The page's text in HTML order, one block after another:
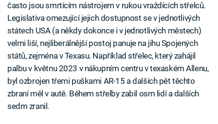
často jsou smrtícím nástrojem v rukou vraždících střelců.
Legislativa omezující jejich dostupnost se v jednotlivých
státech USA (a někdy dokonce i v jednotlivých městech)
velmi liší, nejliberálnější postoj panuje na jihu Spojených
států, zejména v Texasu. Například střelec, který zahájil
palbu v květnu 2023 v nákupním centru v texaském Allenu,
byl ozbrojen třemi puškami AR-15 a dalších pět těchto
zbraní měl v autě. Během střelby zabil osm lidí a dalších
sedm zranil.